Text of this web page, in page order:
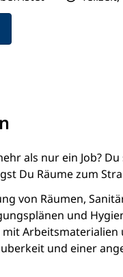
als nur ein Job?
Du Räume zum
von Räumen,
und
Arbeitsmaterialien
und einer